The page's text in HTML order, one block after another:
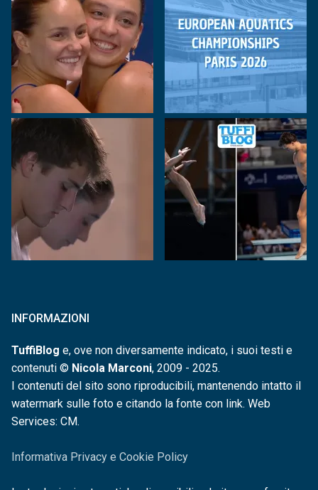
INFORMAZIONI
TuffiBlog e, ove non diversamente indicato, i suoi testi e
contenuti © Nicola Marconi, 2009 - 2025.
I contenuti del sito sono riproducibili, mantenendo intatto il
watermark sulle foto e citando la fonte con link. Web
Services: CM.
Informativa Privacy e Cookie Policy